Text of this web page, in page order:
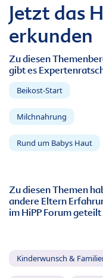
Jetzt das
erkunden
Zu diesen
gibt es
Beikost-Start
Milchnahrung
Rund um Babys Haut
Zu diesen Themen
andere Eltern
im HiPP Forum geteilt
Kinderwunsch &